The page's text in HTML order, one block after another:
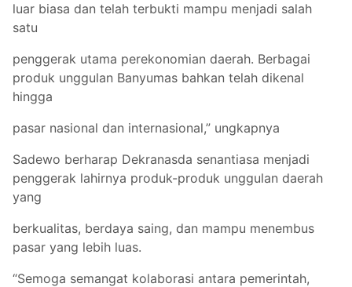
luar biasa dan telah terbukti mampu menjadi salah
satu
penggerak utama perekonomian daerah. Berbagai
produk unggulan Banyumas bahkan telah dikenal
hingga
pasar nasional dan internasional,” ungkapnya
Sadewo berharap Dekranasda senantiasa menjadi
penggerak lahirnya produk-produk unggulan daerah
yang
berkualitas, berdaya saing, dan mampu menembus
pasar yang lebih luas.
“Semoga semangat kolaborasi antara pemerintah,